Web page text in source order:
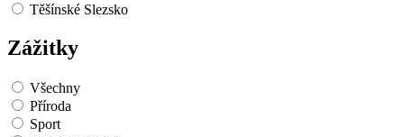
Těšínské Slezsko
Zážitky
Všechny
Příroda
Sport